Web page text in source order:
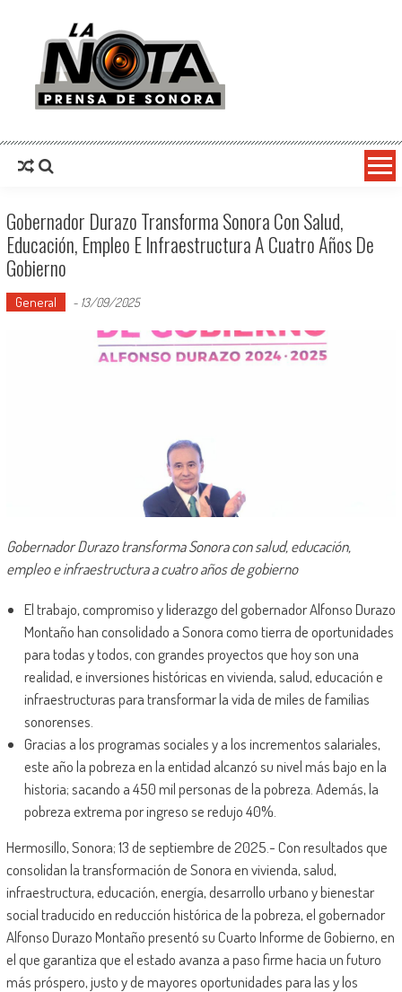
La Nota Prensa De Sonora
Gobernador Durazo Transforma Sonora Con Salud,
Educación, Empleo E Infraestructura A Cuatro Años De
Gobierno
General - 13/09/2025
Gobernador Durazo transforma Sonora con salud, educación,
empleo e infraestructura a cuatro años de gobierno
El trabajo, compromiso y liderazgo del gobernador Alfonso Durazo
Montaño han consolidado a Sonora como tierra de oportunidades
para todas y todos, con grandes proyectos que hoy son una
realidad, e inversiones históricas en vivienda, salud, educación e
infraestructuras para transformar la vida de miles de familias
sonorenses.
Gracias a los programas sociales y a los incrementos salariales,
este año la pobreza en la entidad alcanzó su nivel más bajo en la
historia; sacando a 450 mil personas de la pobreza. Además, la
pobreza extrema por ingreso se redujo 40%.
Hermosillo, Sonora; 13 de septiembre de 2025.- Con resultados que
consolidan la transformación de Sonora en vivienda, salud,
infraestructura, educación, energía, desarrollo urbano y bienestar
social traducido en reducción histórica de la pobreza, el gobernador
Alfonso Durazo Montaño presentó su Cuarto Informe de Gobierno, en
el que garantiza que el estado avanza a paso firme hacia un futuro
más próspero, justo y de mayores oportunidades para las y los